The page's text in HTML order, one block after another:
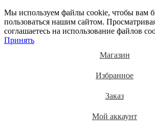
Мы используем файлы cookie, чтобы вам
пользоваться нашим сайтом.
соглашаетесь на использование файлов
Принять
Магазин
Избранное
Заказ
Мой аккаунт